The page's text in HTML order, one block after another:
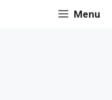
Menu